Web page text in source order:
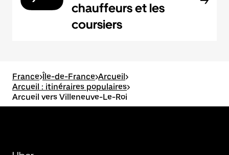
chauffeurs et les
coursiers
France>Île-de-France>Arcueil>
Arcueil : itinéraires populaires>
Arcueil vers Villeneuve-Le-Roi